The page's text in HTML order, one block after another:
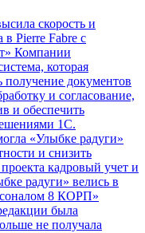
скорость и
в Pierre Fabre с
Компании
которая
получение документов
и согласование,
и обеспечить
1С.
«Улыбке радуги»
и снизить
кадровый учет и
радуги» велись в
8 КОРП»
была
не получала